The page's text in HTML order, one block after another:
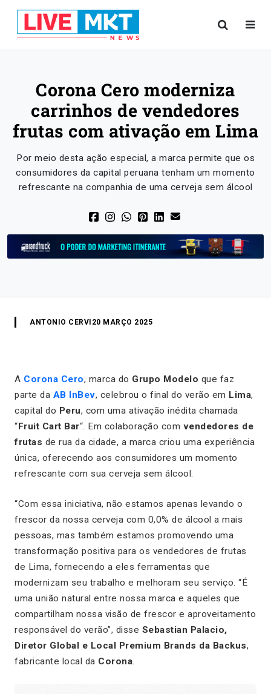
Corona Cero moderniza
carrinhos de vendedores
frutas com ativação em Lima
Por meio desta ação especial, a marca permite que os
consumidores da capital peruana tenham um momento
refrescante na companhia de uma cerveja sem álcool
ANTONIO CERVI 20 MARÇO 2025
A Corona Cero, marca do Grupo Modelo que faz
parte da AB InBev, celebrou o final do verão em Lima,
capital do Peru, com uma ativação inédita chamada
“Fruit Cart Bar“. Em colaboração com vendedores de
frutas de rua da cidade, a marca criou uma experiência
única, oferecendo aos consumidores um momento
refrescante com sua cerveja sem álcool.
“Com essa iniciativa, não estamos apenas levando o
frescor da nossa cerveja com 0,0% de álcool a mais
pessoas, mas também estamos promovendo uma
transformação positiva para os vendedores de frutas
de Lima, fornecendo a eles ferramentas que
modernizam seu trabalho e melhoram seu serviço. “É
uma união natural entre nossa marca e aqueles que
compartilham nossa visão de frescor e aproveitamento
responsável do verão”, disse Sebastian Palacio,
Diretor Global e Local Premium Brands da Backus,
fabricante local da Corona.